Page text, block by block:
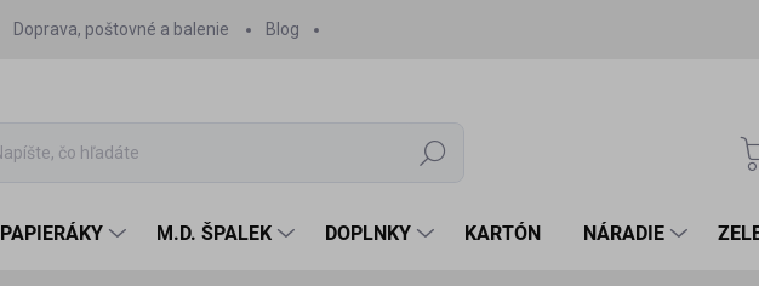
Doprava, poštovné a balenie Blog
Hľadať
PAPIERÁKY M.D. ŠPALEK DOPLNKY KARTÓN NÁRADIE